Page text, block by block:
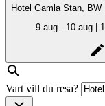
Hotel Gamla Stan,
9
Vart vill du resa?